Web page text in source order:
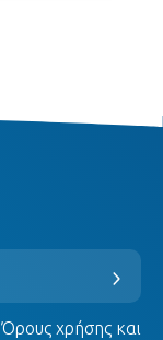
Όρους χρήσης και